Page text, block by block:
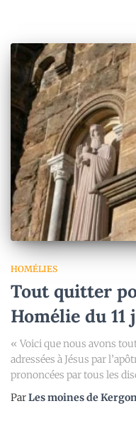
HOMÉLIES
Tout quitter
Homélie du
« Voici que nous avons
adressées à Jésus par
prononcées par tous les
ParLes moines de